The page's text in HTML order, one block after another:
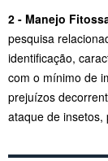
2 - Manejo
pesquisa
identificação,
com o mínimo de
prejuízos
ataque de insetos,